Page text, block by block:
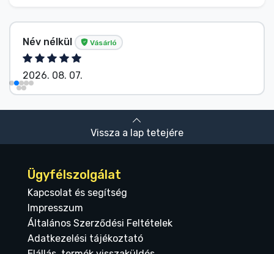
Név nélkül Vásárló
2026. 08. 07.
Vissza a lap tetejére
Ügyfélszolgálat
Kapcsolat és segítség
Impresszum
Általános Szerződési Feltételek
Adatkezelési tájékoztató